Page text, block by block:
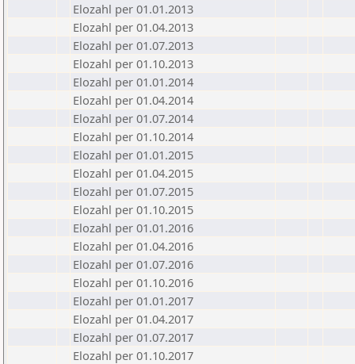
Elozahl per 01.01.2013
Elozahl per 01.04.2013
Elozahl per 01.07.2013
Elozahl per 01.10.2013
Elozahl per 01.01.2014
Elozahl per 01.04.2014
Elozahl per 01.07.2014
Elozahl per 01.10.2014
Elozahl per 01.01.2015
Elozahl per 01.04.2015
Elozahl per 01.07.2015
Elozahl per 01.10.2015
Elozahl per 01.01.2016
Elozahl per 01.04.2016
Elozahl per 01.07.2016
Elozahl per 01.10.2016
Elozahl per 01.01.2017
Elozahl per 01.04.2017
Elozahl per 01.07.2017
Elozahl per 01.10.2017